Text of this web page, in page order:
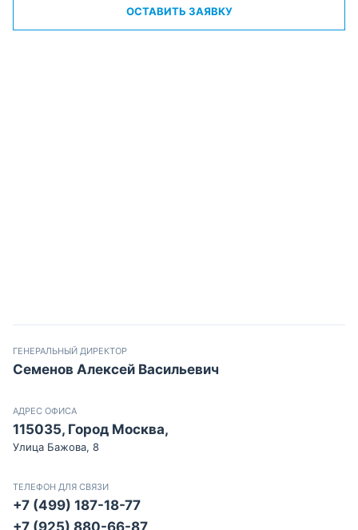
ОСТАВИТЬ ЗАЯВКУ
ГЕНЕРАЛЬНЫЙ ДИРЕКТОР
Семенов Алексей Васильевич
АДРЕС ОФИСА
115035, Город Москва,
Улица Бажова, 8
ТЕЛЕФОН ДЛЯ СВЯЗИ
+7 (499) 187-18-77
+7 (925) 880-66-87